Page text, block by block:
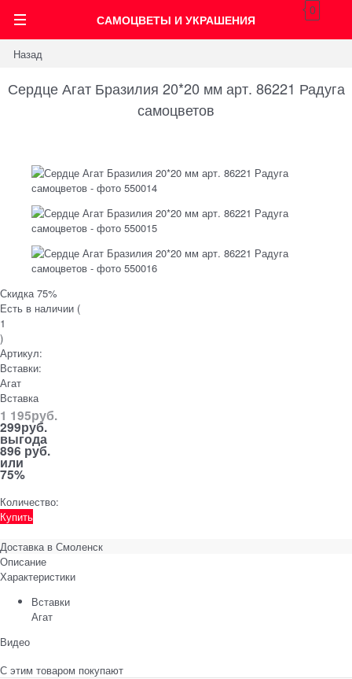
САМОЦВЕТЫ И УКРАШЕНИЯ
0
Назад
Сердце Агат Бразилия 20*20 мм арт. 86221 Радуга
самоцветов
Скидка 75%
Есть в наличии (
1
)
Артикул:
Вставки:
Агат
Вставка
1 195руб.
299руб.
выгода
896 руб.
или
75%
Количество:
Купить
Доставка в Смоленск
Описание
Характеристики
Вставки
Агат
Видео
С этим товаром покупают